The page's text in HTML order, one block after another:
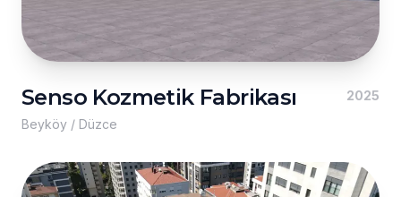
Senso Kozmetik Fabrikası
2025
Beyköy / Düzce